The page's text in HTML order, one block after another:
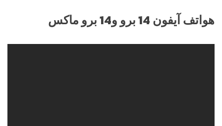
هواتف آيفون 14 برو و14 برو ماكس